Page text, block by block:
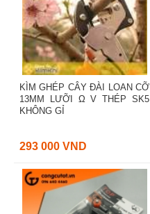
KÌM GHÉP CÂY ĐÀI LOAN CỠ
13MM LƯỠI Ω V THÉP SK5
KHÔNG GỈ
293 000 VND